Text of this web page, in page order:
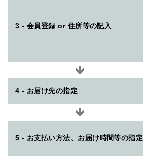
3 - 会員登録 or 住所等の記入
4 - お届け先の指定
5 - お支払い方法、お届け時間等の指定